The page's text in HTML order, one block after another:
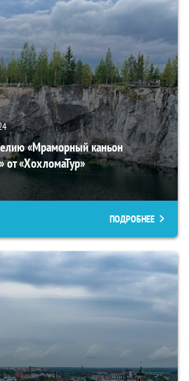
«Мраморный каньон
от «ХохломаТур»
ПОДРОБНЕЕ